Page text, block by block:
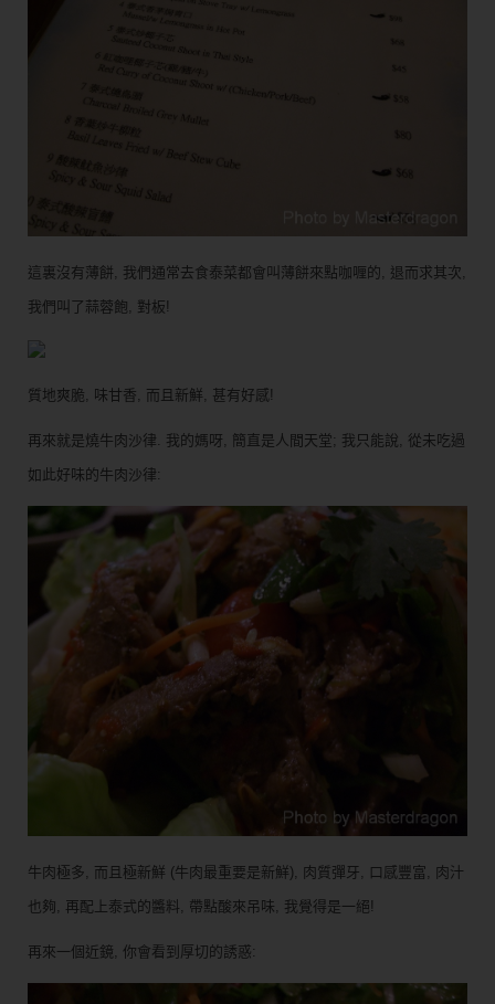
這裏沒有薄餅, 我們通常去食泰菜都會叫薄餅來點咖喱的, 退而求其次,
我們叫了蒜蓉飽, 對板!
質地爽脆, 味甘香, 而且新鮮, 甚有好感!
再來就是燒牛肉沙律. 我的媽呀, 簡直是人間天堂; 我只能說, 從未吃過
如此好味的牛肉沙律:
牛肉極多, 而且極新鮮 (牛肉最重要是新鮮), 肉質彈牙, 口感豐富, 肉汁
也夠, 再配上泰式的醬料, 帶點酸來吊味, 我覺得是一絕!
再來一個近鏡, 你會看到厚切的誘惑: